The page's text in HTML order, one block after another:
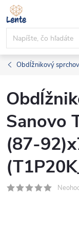
Prejsť
na
obsah
Obdĺžnikový
Sanovo
(87-